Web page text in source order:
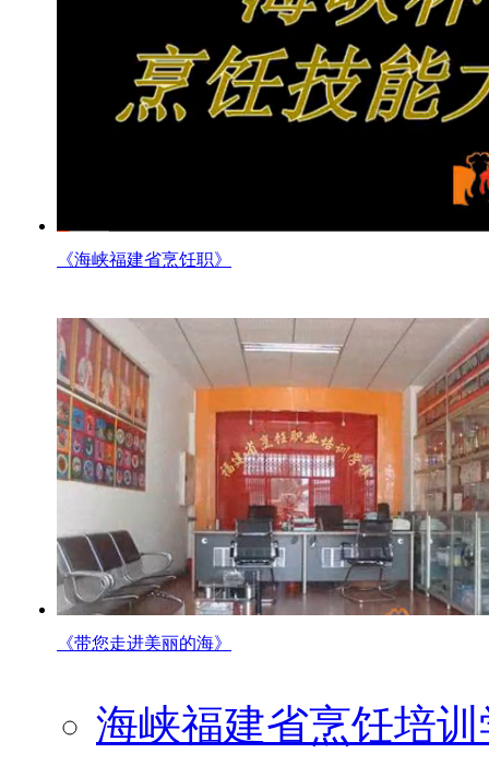
《海峡福建省烹饪职》
《带您走进美丽的海》
海峡福建省烹饪培